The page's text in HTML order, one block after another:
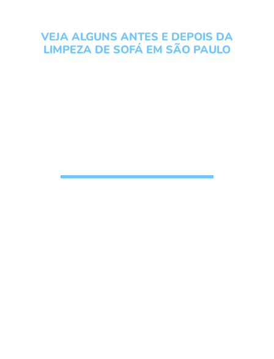
VEJA ALGUNS ANTES E DEPOIS DA
LIMPEZA DE SOFÁ EM SÃO PAULO